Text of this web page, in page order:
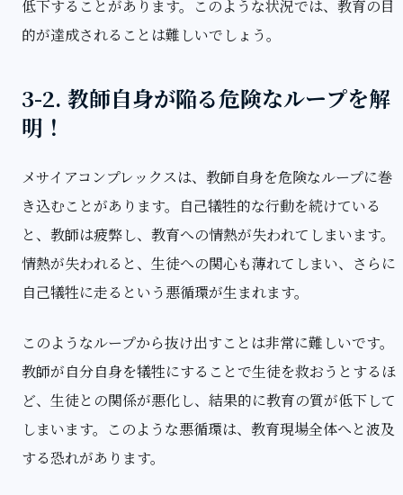
低下することがあります。このような状況では、教育の目
的が達成されることは難しいでしょう。
3-2. 教師自身が陥る危険なループを解
明！
メサイアコンプレックスは、教師自身を危険なループに巻
き込むことがあります。自己犠牲的な行動を続けている
と、教師は疲弊し、教育への情熱が失われてしまいます。
情熱が失われると、生徒への関心も薄れてしまい、さらに
自己犠牲に走るという悪循環が生まれます。
このようなループから抜け出すことは非常に難しいです。
教師が自分自身を犠牲にすることで生徒を救おうとするほ
ど、生徒との関係が悪化し、結果的に教育の質が低下して
しまいます。このような悪循環は、教育現場全体へと波及
する恐れがあります。